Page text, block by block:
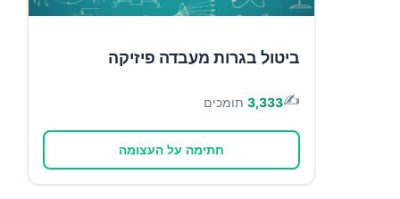
ביטול בגרות מעבדה פיזיקה
✍️
3,333 תומכים
חתימה על העצומה